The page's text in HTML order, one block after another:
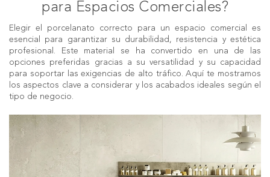
para Espacios Comerciales?
Elegir el porcelanato correcto para un espacio comercial es
esencial para garantizar su durabilidad, resistencia y estética
profesional. Este material se ha convertido en una de las
opciones preferidas gracias a su versatilidad y su capacidad
para soportar las exigencias de alto tráfico. Aquí te mostramos
los aspectos clave a considerar y los acabados ideales según el
tipo de negocio.